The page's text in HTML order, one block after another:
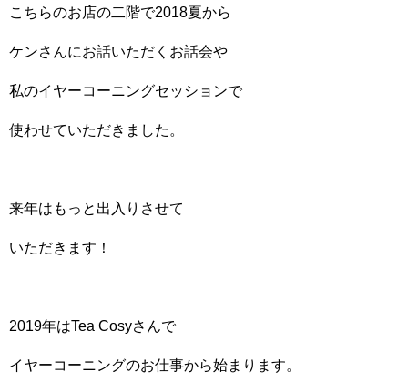
こちらのお店の二階で2018夏から
ケンさんにお話いただくお話会や
私のイヤーコーニングセッションで
使わせていただきました。
来年はもっと出入りさせて
いただきます！
2019年はTea Cosyさんで
イヤーコーニングのお仕事から始まります。